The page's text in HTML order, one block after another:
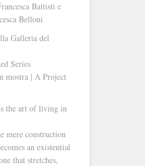
Battisti e
Belloni
Galleria del
Series
mostra | A Project
the art of living in
mere construction
an existential
that stretches,